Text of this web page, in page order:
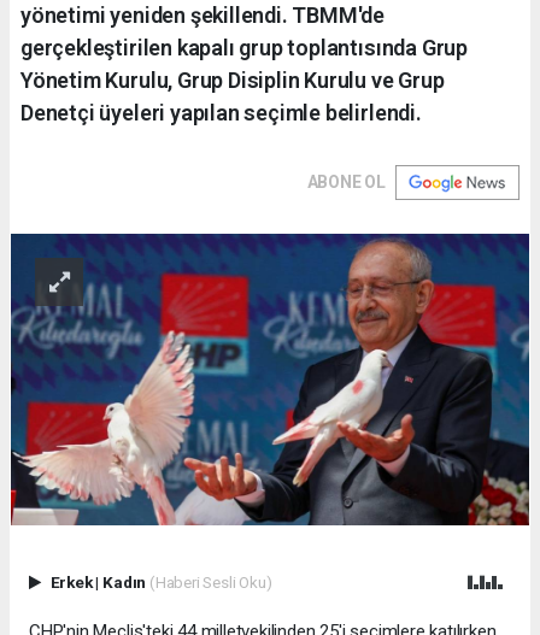
yönetimi yeniden şekillendi. TBMM'de
gerçekleştirilen kapalı grup toplantısında Grup
Yönetim Kurulu, Grup Disiplin Kurulu ve Grup
Denetçi üyeleri yapılan seçimle belirlendi.
ABONE OL
Erkek| Kadın (Haberi Sesli Oku)